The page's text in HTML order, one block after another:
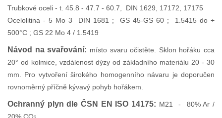
Trubkové oceli - t. 45.8 - 47.7 - 60.7, DIN 1629, 17172, 17175
Ocelolitina - 5 Mo 3 DIN 1681 ; GS 45-GS 60 ; 1.5415 do +
500°C ; GS 22 Mo 4 / 1.5419
Návod na svařování: místo svaru očistěte. Sklon hořáku cca
20° od kolmice, vzdálenost dýzy od základního materiálu 20 - 30
mm. Pro vytvoření širokého homogenního návaru je doporučen
rovnoměrný příčně kývavý pohyb hořákem.
Ochranný plyn dle ČSN EN ISO 14175: M21 - 80% Ar /
20% CO